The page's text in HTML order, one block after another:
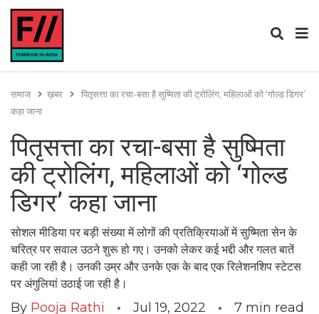
समाज ख़बर
पितृसत्ता का रचा-बसा है सुष्मिता की ट्रोलिंग, महिलाओं को ‘गोल्ड डिगर’
कहा जाना
पितृसत्ता का रचा-बसा है सुष्मिता
की ट्रोलिंग, महिलाओं को ‘गोल्ड
डिगर’ कहा जाना
सोशल मीडिया पर बड़ी संख्या में लोगों की प्रतिक्रियाओं में सुष्मिता सेन के
चरित्र पर सवाल उठने शुरू हो गए। उनको लेकर कई भद्दी और गलत बातें
कही जा रही है। उनकी उम्र और उनके एक के बाद एक रिलेशनशिप स्टेटस
पर अंगुलियां उठाई जा रही है।
By Pooja Rathi Jul 19, 2022 7 min read